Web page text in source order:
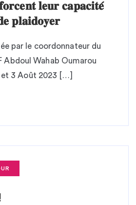
𝐥𝐞𝐮𝐫 𝐜𝐚𝐩𝐚𝐜𝐢𝐭𝐞́
𝐩𝐥𝐚𝐢𝐝𝐨𝐲𝐞𝐫
par le coordonnateur du
Abdoul Wahab Oumarou
et 3 Août 2023 […]